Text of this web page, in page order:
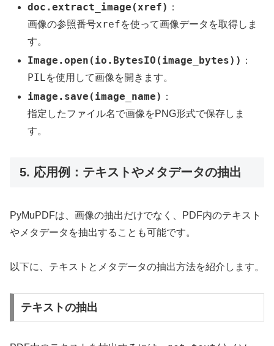
doc.extract_image(xref) ：
画像の参照番号xrefを使って画像データを取得しま
す。
Image.open(io.BytesIO(image_bytes)) ：
PIL を使用して画像を開きます。
image.save(image_name) ：
指定したファイル名で画像をPNG形式で保存しま
す。
5. 応用例：テキストやメタデータの抽出
PyMuPDFは、画像の抽出だけでなく、PDF内のテキスト
やメタデータを抽出することも可能です。
以下に、テキストとメタデータの抽出方法を紹介します。
テキストの抽出